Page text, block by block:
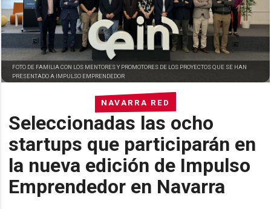
NAVARRA RED
Seleccionadas las ocho
startups que participarán en
la nueva edición de Impulso
Emprendedor en Navarra
FOTO DE FAMILIA CON LOS MENTORES Y PROMOTORES DE LOS PROYECTOS QUE SE HAN
PRESENTADO A IMPULSO EMPRENDEDOR